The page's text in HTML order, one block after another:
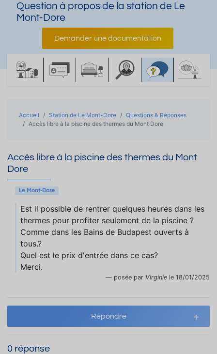
Question à propos de la station de Le
Mont-Dore
Demander une documentation
Accueil Station de Le Mont-Dore
Questions & Réponses
Accès libre à la piscine des thermes du Mont Dore
Accès libre à la piscine des thermes du Mont
Dore
Le Mont-Dore
Est il possible de rentrer quelques heures dans les
thermes pour profiter seulement de la piscine ?
Comme dans les Bains de Budapest ouverts à
tous.?
Quel est le prix d'entrée dans ce cas?
Merci.
posée par Virginie le 18/01/2025
Répondre
0 réponse